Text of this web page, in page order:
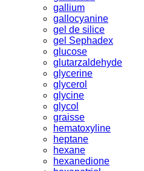
gallium
gallocyanine
gel de silice
gel Sephadex
glucose
glutarzaldehyde
glycerine
glycerol
glycine
glycol
graisse
hematoxyline
heptane
hexane
hexanedione